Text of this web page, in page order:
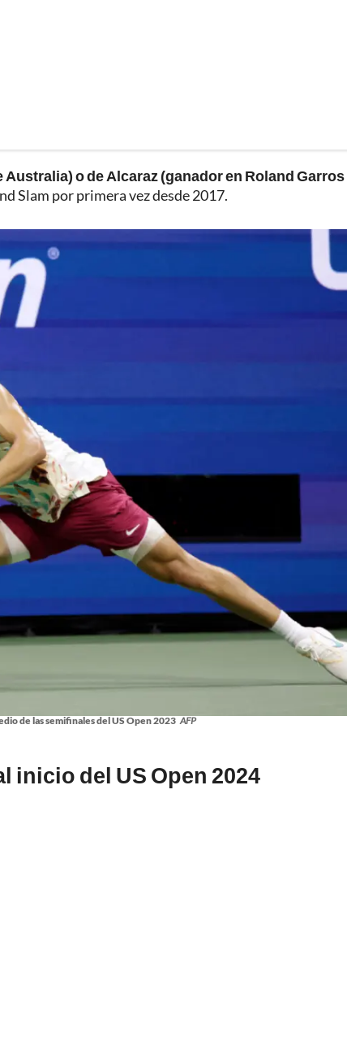
o de Alcaraz (ganador en Roland Garros
Slam por primera vez desde 2017.
de las semifinales del US Open 2023 AFP
inicio del US Open 2024